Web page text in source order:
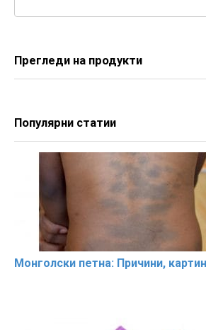
Прегледи на продукти
Популярни статии
Монголски петна: Причини,